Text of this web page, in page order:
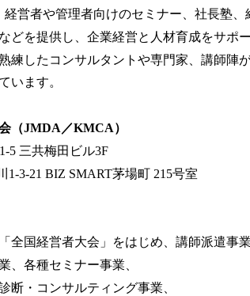
営者や管理者向けのセミナー、社長塾、
どを提供し、企業経営と人材育成をサポ
練したコンサルタントや専門家、講師陣
います。
（JMDA／KMCA）
5 三共梅田ビル3F
3-21 BIZ SMART茅場町 215号室
全国経営者大会」をはじめ、講師派遣事
、各種セミナー事業、
断・コンサルティング事業、